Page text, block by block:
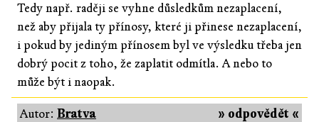
Tedy např. raději se vyhne důsledkům nezaplacení,
než aby přijala ty přínosy, které ji přinese nezaplacení,
i pokud by jediným přínosem byl ve výsledku třeba jen
dobrý pocit z toho, že zaplatit odmítla. A nebo to
může být i naopak.
» odpovědět «
Autor: Bratva